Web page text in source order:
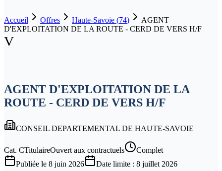
Accueil Offres Haute-Savoie (74)
AGENT
D'EXPLOITATION DE LA ROUTE - CERD DE VERS H/F
V
AGENT D'EXPLOITATION DE LA
ROUTE - CERD DE VERS H/F
CONSEIL DEPARTEMENTAL DE HAUTE-SAVOIE
Cat. CTitulaireOuvert aux contractuels
Complet
Publiée le 8 juin 2026 Date limite : 8 juillet 2026